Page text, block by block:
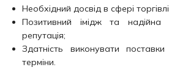
Необхідний досвід в сфері
Позитивний імідж та надійна
репутація;
Здатність виконувати
терміни.